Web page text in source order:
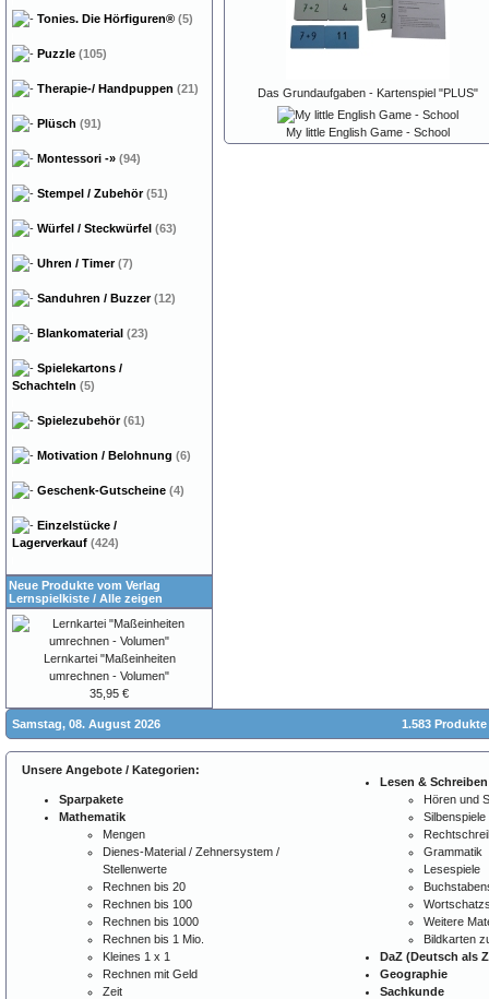
Das Grundaufgaben - Kartenspiel "PLUS"
My little English Game - School
Tonies. Die Hörfiguren® (5)
Puzzle (105)
Therapie-/ Handpuppen (21)
Plüsch (91)
Montessori -» (94)
Stempel / Zubehör(51)
Würfel / Steckwürfel (63)
Uhren / Timer(7)
Sanduhren / Buzzer(12)
Blankomaterial (23)
Spielekartons /
Schachteln (5)
Spielezubehör(61)
Motivation / Belohnung (6)
Geschenk-Gutscheine (4)
Einzelstücke /
Lagerverkauf (424)
Neue Produkte vom Verlag
Lernspielkiste / Alle zeigen
Lernkartei "Maßeinheiten
umrechnen - Volumen"
35,95 €
Samstag, 08. August 2026 1.583
Unsere Angebote / Kategorien:
Sparpakete
Mathematik
Mengen
Dienes-Material / Zehnersystem /
Stellenwerte
Rechnen bis 20
Rechnen bis 100
Rechnen bis 1000
Rechnen bis 1 Mio.
Kleines 1 x 1
Rechnen mit Geld
Zeit
Lesen & Schreiben
Hören und
Silbenspiele
Grammatik
Lesespiele
Weitere
Bildkarten
DaZ (Deutsch als
Geographie
Sachkunde